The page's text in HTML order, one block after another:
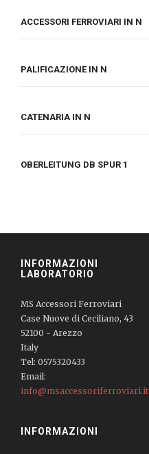
ACCESSORI FERROVIARI IN N
PALIFICAZIONE IN N
CATENARIA IN N
OBERLEITUNG DB SPUR 1
INFORMAZIONI
LABORATORIO
MS Accessori Ferroviari
Case Nuove di Ceciliano, 43
52100 - Arezzo
Italy
Tel: 0575320433
Email:
info@msaccessoriferroviari.it
INFORMAZIONI